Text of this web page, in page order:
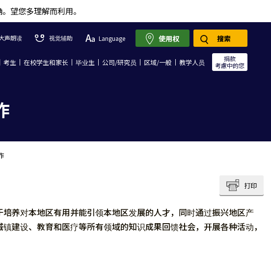
望您多理解而利用。
声朗读 视觉辅助 Language
考生 在校学生和家长 毕业生 公司/研究员 区域/一般 教学人员
捐款
考慮中的您
使用权 搜索
打印
养对本地区有用并能引领本地区发展的人才，同时通过振兴地区产
建设、教育和医疗等所有领域的知识成果回馈社会，开展各种活动，